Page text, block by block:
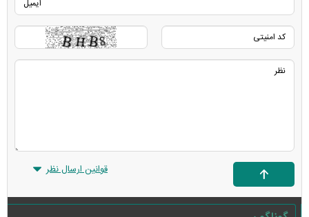
قوانین ارسال نظر